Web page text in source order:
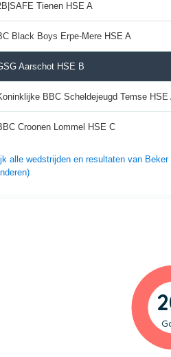
Tienen HSE A
Black Boys Erpe-Mere HSE A
Aarschot HSE B
BBC Scheldejeugd Temse HSE
Croonen Lommel HSE C
alle wedstrijden en resultaten van